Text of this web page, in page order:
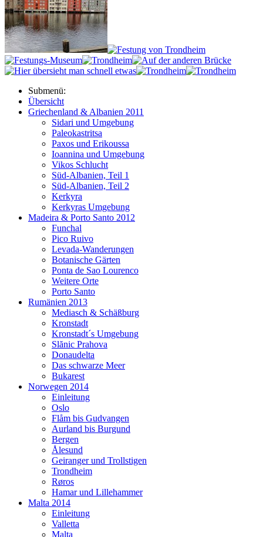
Submenü:
Übersicht
Griechenland & Albanien 2011
Sidari und Umgebung
Paleokastritsa
Paxos und Erikoussa
Ioannina und Umgebung
Vikos Schlucht
Süd-Albanien, Teil 1
Süd-Albanien, Teil 2
Kerkyra
Kerkyras Umgebung
Madeira & Porto Santo 2012
Funchal
Pico Ruivo
Levada-Wanderungen
Botanische Gärten
Ponta de Sao Lourenco
Weitere Orte
Porto Santo
Rumänien 2013
Mediasch & Schäßburg
Kronstadt
Kronstadt´s Umgebung
Slănic Prahova
Donaudelta
Das schwarze Meer
Bukarest
Norwegen 2014
Einleitung
Oslo
Flåm bis Gudvangen
Aurland bis Burgund
Bergen
Ålesund
Geiranger und Trollstigen
Trondheim
Røros
Hamar und Lillehammer
Malta 2014
Einleitung
Valletta
Malta